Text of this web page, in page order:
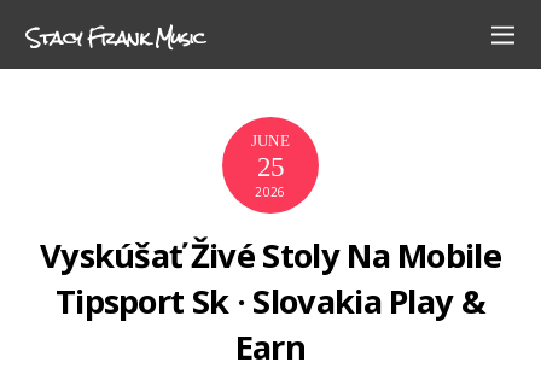
Stacy Frank Music
JUNE
25
2026
Vyskúšať Živé Stoly Na Mobile
Tipsport Sk · Slovakia Play &
Earn